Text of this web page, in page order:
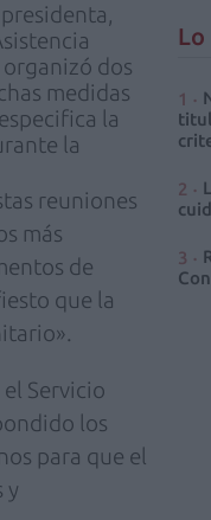
dos
medidas
la
la
reuniones
más
de
que la
Servicio
los
para que el
y